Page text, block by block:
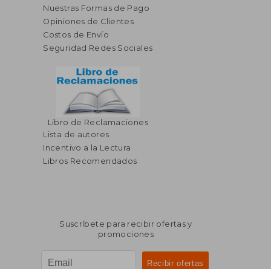
Nuestras Formas de Pago
Opiniones de Clientes
Costos de Envío
Seguridad Redes Sociales
Libro de Reclamaciones
Lista de autores
Incentivo a la Lectura
Libros Recomendados
Suscríbete para recibir ofertas y
promociones